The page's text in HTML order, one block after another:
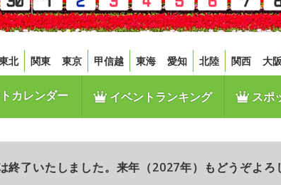
北 関東 東京 甲信越 東海 愛知 北陸 関西 大阪
カレンダー イベントランキング スポ
終了いたしました。来年（2027年）もどうぞよろ